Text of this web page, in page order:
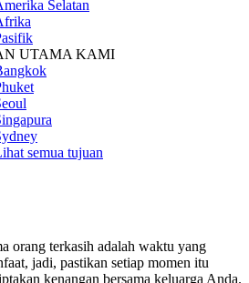
Selatan
UTAMA KAMI
semua tujuan
orang terkasih adalah waktu yang
jadi, pastikan setiap momen itu
kenangan bersama keluarga Anda.